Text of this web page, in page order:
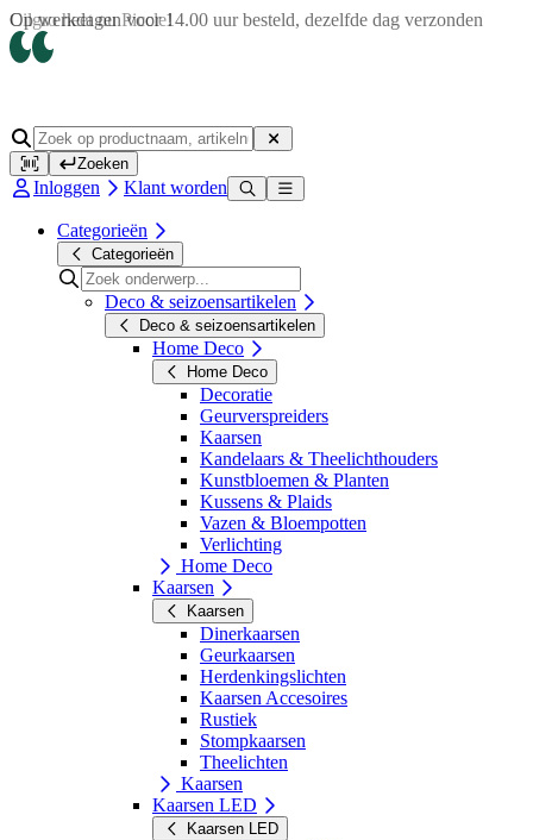
Op werkdagen voor 14.00 uur besteld, dezelfde dag verzonden
Zoeken
Inloggen Klant worden
Categorieën
Categorieën
Deco & seizoensartikelen
Deco & seizoensartikelen
Home Deco
Home Deco
Decoratie
Geurverspreiders
Kaarsen
Kandelaars & Theelichthouders
Kunstbloemen & Planten
Kussens & Plaids
Vazen & Bloempotten
Verlichting
Home Deco
Kaarsen
Kaarsen
Dinerkaarsen
Geurkaarsen
Herdenkingslichten
Kaarsen Accesoires
Rustiek
Stompkaarsen
Theelichten
Kaarsen
Kaarsen LED
Kaarsen LED